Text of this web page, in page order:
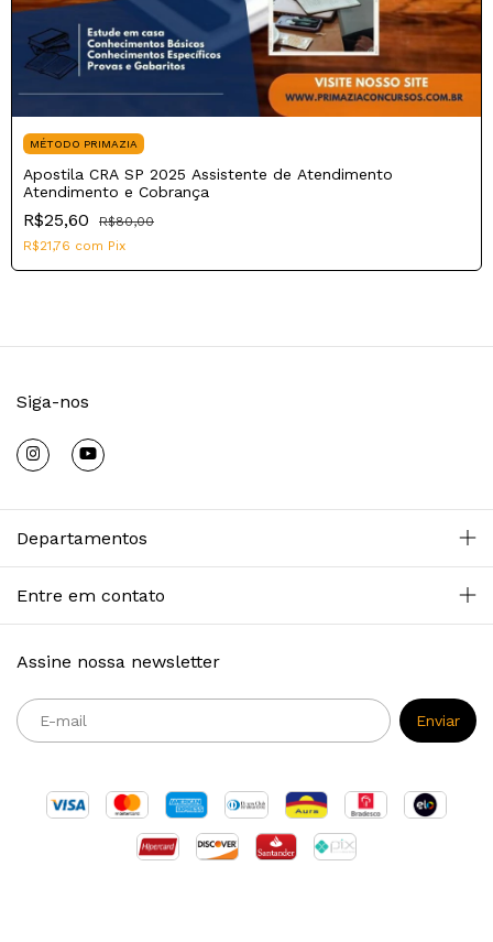
MÉTODO PRIMAZIA
Apostila CRA SP 2025 Assistente de Atendimento
Atendimento e Cobrança
R$25,60
R$80,00
R$21,76 com Pix
Siga-nos
Departamentos
Entre em contato
Assine nossa newsletter